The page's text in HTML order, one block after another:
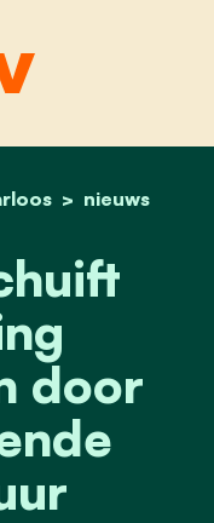
nieuws
schuift
door